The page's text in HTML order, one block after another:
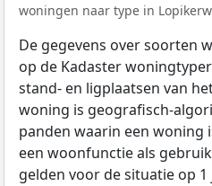
woningen naar type in
De gegevens over soorten
op de Kadaster
stand- en ligplaatsen van
woning is geografisch-
panden waarin een woning
een woonfunctie als
gelden voor de situatie op 1